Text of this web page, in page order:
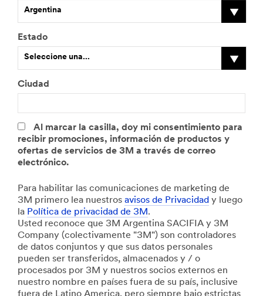
Argentina
Estado
Seleccione una...
Ciudad
Al marcar la casilla, doy mi consentimiento para
recibir promociones, información de productos y
ofertas de servicios de 3M a través de correo
electrónico.
Para habilitar las comunicaciones de marketing de
3M primero lea nuestros avisos de Privacidad y luego
la Política de privacidad de 3M.
Usted reconoce que 3M Argentina SACIFIA y 3M
Company (colectivamente "3M") son controladores
de datos conjuntos y que sus datos personales
pueden ser transferidos, almacenados y / o
procesados por 3M y nuestros socios externos en
nuestro nombre en países fuera de su país, inclusive
fuera de Latino America, pero siempre bajo estrictas